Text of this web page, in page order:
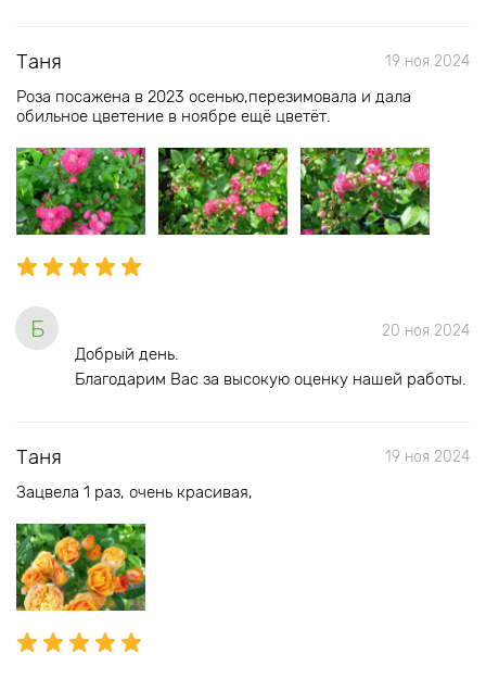
Таня 19 ноя 2024
Роза посажена в 2023 осенью,перезимовала и дала
обильное цветение в ноябре ещё цветёт.
Б 20 ноя 2024
Добрый день.
Благодарим Вас за высокую оценку нашей работы.
Таня 19 ноя 2024
Зацвела 1 раз, очень красивая,